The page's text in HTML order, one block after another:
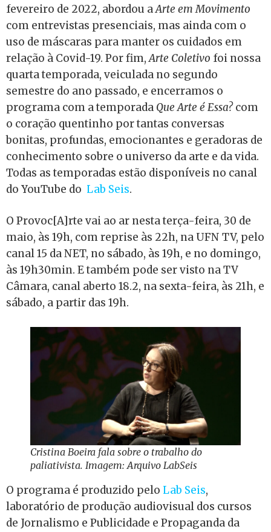
fevereiro de 2022, abordou aArte em Movimento
com entrevistas presenciais, mas ainda com o
uso de máscaras para manter os cuidados em
relação à Covid-19. Por fim,Arte Coletivo foi nossa
quarta temporada, veiculada no segundo
semestre do ano passado, e encerramos o
programa com a temporada Que Arte é Essa?com
o coração quentinho por tantas conversas
bonitas, profundas, emocionantes e geradoras de
conhecimento sobre o universo da arte e da vida.
Todas as temporadas estão disponíveis no canal
do YouTube do Lab Seis.
O Provoc[A]rte vai ao ar nesta terça-feira, 30 de
maio, às 19h, com reprise às 22h, na UFN TV, pelo
canal 15 da NET, no sábado, às 19h, e no domingo,
às 19h30min. E também pode ser visto na TV
Câmara, canal aberto 18.2, na sexta-feira, às 21h, e
sábado, a partir das 19h.
Cristina Boeira fala sobre o trabalho do
paliativista. Imagem: Arquivo LabSeis
O programa é produzido pelo Lab Seis,
laboratório de produção audiovisual dos cursos
de Jornalismo e Publicidade e Propaganda da